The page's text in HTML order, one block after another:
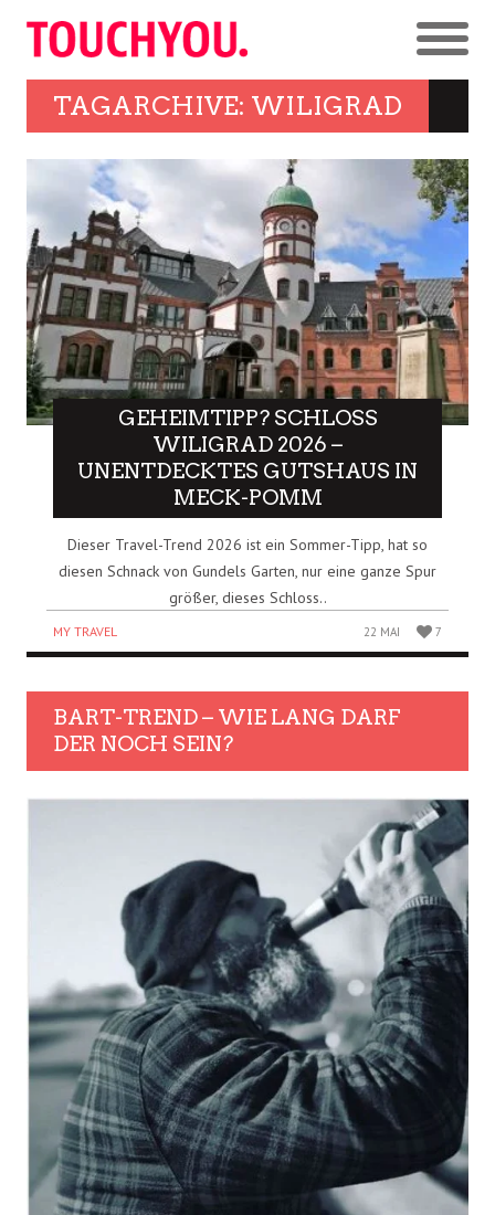
TAGARCHIVE: WILIGRAD
GEHEIMTIPP? SCHLOSS
WILIGRAD 2026 –
UNENTDECKTES GUTSHAUS IN
MECK-POMM
Dieser Travel-Trend 2026 ist ein Sommer-Tipp, hat so
diesen Schnack von Gundels Garten, nur eine ganze Spur
größer, dieses Schloss..
MY TRAVEL 22 MAI 7
BART-TREND – WIE LANG DARF
DER NOCH SEIN?